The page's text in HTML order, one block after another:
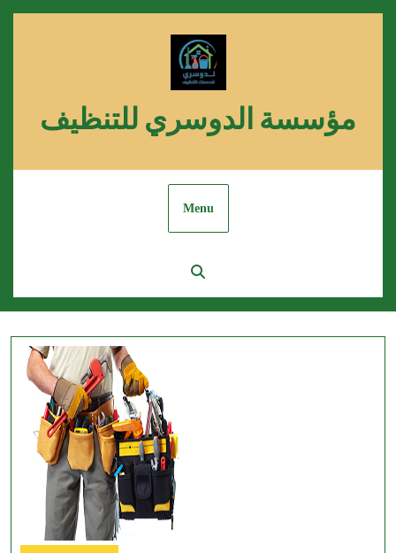
مؤسسة الدوسري للتنظيف
Menu